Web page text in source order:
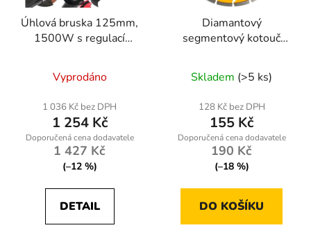
Úhlová bruska 125mm,
1500W s regulací
Vyprodáno
1 036 Kč bez DPH
1 254 Kč
1 427 Kč
(–12 %)
DETAIL
Diamantový
segmentový kotouč
TDCS-2302T
Skladem (>5 ks)
128 Kč bez DPH
155 Kč
190 Kč
(–18 %)
DO KOŠÍKU